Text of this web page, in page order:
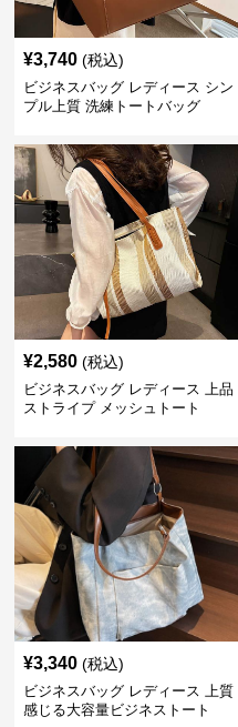
¥3,740 (税込)
ビジネスバッグ レディース シン
プル上質 洗練トートバッグ
¥2,580 (税込)
ビジネスバッグ レディース 上品
ストライプ メッシュトート
¥3,340 (税込)
ビジネスバッグ レディース 上質
感じる大容量ビジネストート